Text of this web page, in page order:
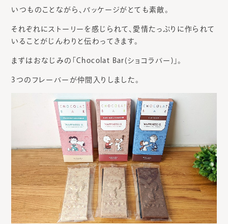
いつものことながら、パッケージがとても素敵。
それぞれにストーリーを感じられて、愛情たっぷりに作られて
いることがじんわりと伝わってきます。
まずはおなじみの「Chocolat Bar(ショコラバー)」。
3つのフレーバーが仲間入りしました。